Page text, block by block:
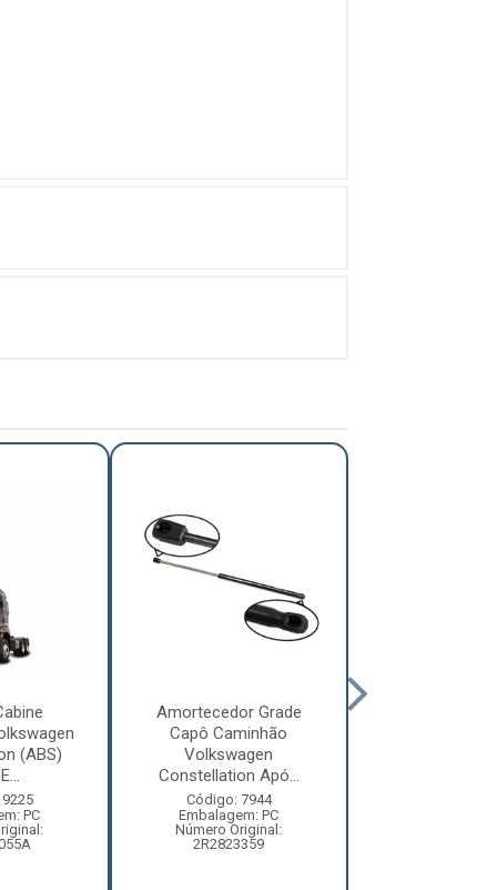
(ABS)
PC
Amortecedor Grade
Capô Caminhão
Volkswagen
Constellation Apó...
Código: 7944
Embalagem: PC
Número Original:
2R2823359